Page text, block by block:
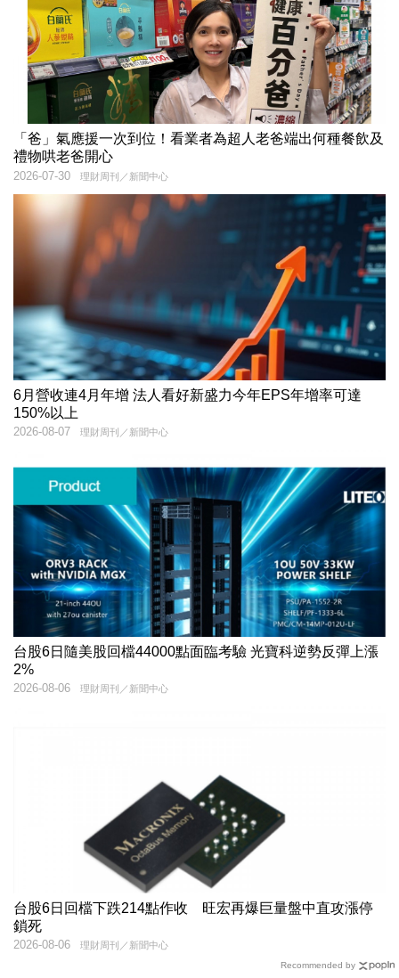
「爸」氣應援一次到位！看業者為超人老爸端出何種餐飲及
禮物哄老爸開心
理財周刊／新聞中心
2026-07-30
6月營收連4月年增 法人看好新盛力今年EPS年增率可達
150%以上
理財周刊／新聞中心
2026-08-07
台股6日隨美股回檔44000點面臨考驗 光寶科逆勢反彈上漲
2%
理財周刊／新聞中心
2026-08-06
台股6日回檔下跌214點作收 旺宏再爆巨量盤中直攻漲停
鎖死
理財周刊／新聞中心
2026-08-06
Recommended by